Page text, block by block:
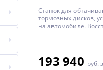
Станок для
тормозных дисков,
на автомобиле.
не снимая их с
193 940 руб.